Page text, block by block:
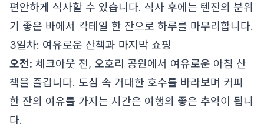
편안하게 식사할 수 있습니다. 식사 후에는 텐진의 분위
기 좋은 바에서 칵테일 한 잔으로 하루를 마무리합니다.
3일차: 여유로운 산책과 마지막 쇼핑
오전: 체크아웃 전, 오호리 공원에서 여유로운 아침 산
책을 즐깁니다. 도심 속 거대한 호수를 바라보며 커피
한 잔의 여유를 가지는 시간은 여행의 좋은 추억이 됩니
다.